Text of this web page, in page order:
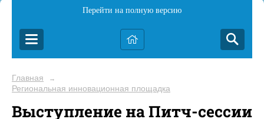
Перейти на полную версию
Главная →
Региональная инновационная площадка
Выступление на Питч-сессии